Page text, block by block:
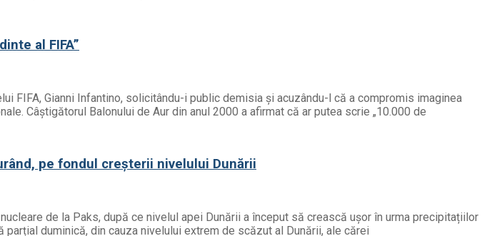
al FIFA”
FIFA, Gianni Infantino, solicitându-i public demisia și acuzându-l că a compromis imaginea
Câștigătorul Balonului de Aur din anul 2000 a afirmat că ar putea scrie „10.000 de
pe fondul creșterii nivelului Dunării
de la Paks, după ce nivelul apei Dunării a început să crească ușor în urma precipitațiilor
duminică, din cauza nivelului extrem de scăzut al Dunării, ale cărei